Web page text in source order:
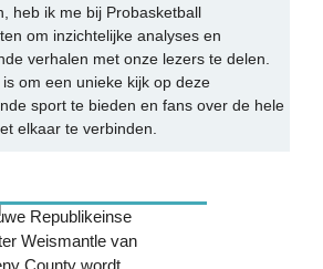
heb ik me bij Probasketball
om inzichtelijke analyses en
verhalen met onze lezers te delen.
is om een unieke kijk op deze
sport te bieden en fans over de hele
elkaar te verbinden.
Republikeinse
Weismantle van
County wordt